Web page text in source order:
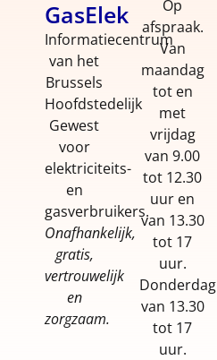
GasElek
Informatiecentrum
van het
Brussels
Hoofdstedelijk
Gewest
voor
elektriciteits-
en
gasverbruikers.
Onafhankelijk,
gratis,
vertrouwelijk
en
zorgzaam.
Op
afspraak.
Van
maandag
tot en
met
vrijdag
van 9.00
tot 12.30
uur en
van 13.30
tot 17
uur.
Donderdag
van 13.30
tot 17
uur.